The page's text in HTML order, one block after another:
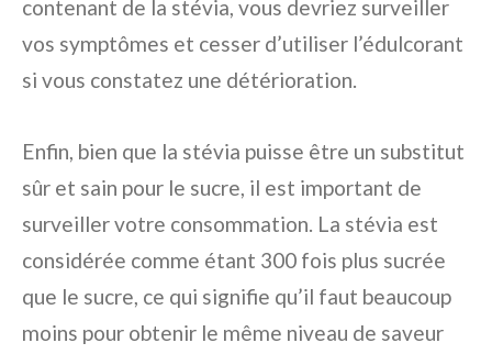
contenant de la stévia, vous devriez surveiller
vos symptômes et cesser d’utiliser l’édulcorant
si vous constatez une détérioration.
Enfin, bien que la stévia puisse être un substitut
sûr et sain pour le sucre, il est important de
surveiller votre consommation. La stévia est
considérée comme étant 300 fois plus sucrée
que le sucre, ce qui signifie qu’il faut beaucoup
moins pour obtenir le même niveau de saveur